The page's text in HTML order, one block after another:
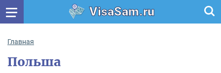
VisaSam.ru
Главная
Польша